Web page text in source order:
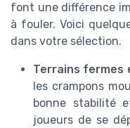
font une différence
à fouler. Voici
dans votre sélection.
Terrains fermes
les crampons
bonne stabilité
joueurs de se